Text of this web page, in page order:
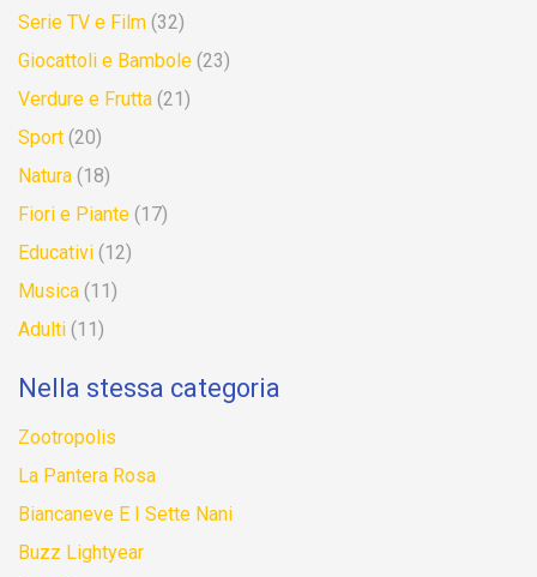
Serie TV e Film (32)
Giocattoli e Bambole (23)
Verdure e Frutta (21)
Sport (20)
Natura (18)
Fiori e Piante (17)
Educativi (12)
Musica (11)
Adulti (11)
Nella stessa categoria
Zootropolis
La Pantera Rosa
Biancaneve E I Sette Nani
Buzz Lightyear